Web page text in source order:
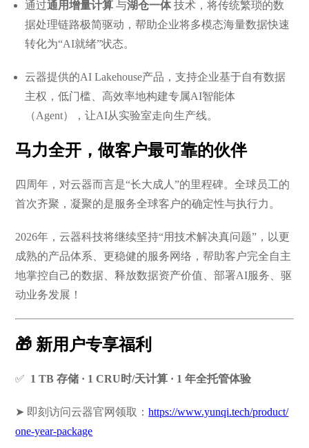
通过通用增量计算 与湖仓一体技术，将传统繁琐的数
据处理链路极简驱动，帮助企业将多模态海量数据快速
转化为“AI就绪”状态。
云器提供的AI Lakehouse产品，支持企业基于自有数据
主权，低门槛、高效率地构建专属AI智能体
（Agent），让AI从实验室走向生产线。
马力全开，做客户最可靠的伙伴
四周年，对云器而言是“长大成人”的里程碑。全球员工的
首次齐聚，凝聚的是服务全球客户的确定性与执行力。
2026年，云器科技将继续坚持“用技术解决真问题”，以更
成熟的产品体系、更稳健的服务网络，帮助客户完全自主
地掌控自己的数据、释放数据资产价值、部署AI服务、驱
动业务发展！
🎁 新用户专享福利
✅ 1 TB 存储 · 1 CRU时/天计算 · 1 年全托管体验
➤ 即刻访问云器官网领取：https://www.yunqi.tech/product/
one-year-package